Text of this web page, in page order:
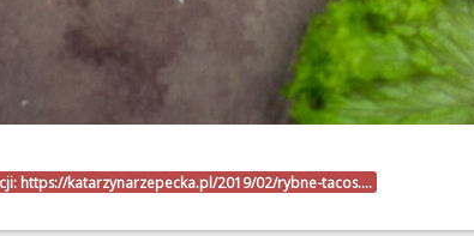
https://katarzynarzepecka.pl/2019/02/rybne-tacos.…